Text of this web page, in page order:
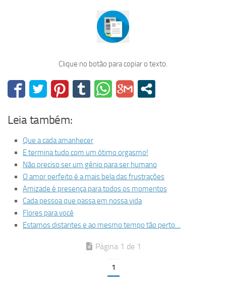
Clique no botão para copiar o texto.
Leia também:
Que a cada amanhecer
E termina tudo com um ótimo orgasmo!
Não preciso ser um gênio para ser humano
O amor perfeito é a mais bela das frustrações
Amizade é presença para todos os momentos
Cada pessoa que passa em nossa vida
Flores para você
Estamos distantes e ao mesmo tempo tão perto…
Página 1 de 1
1